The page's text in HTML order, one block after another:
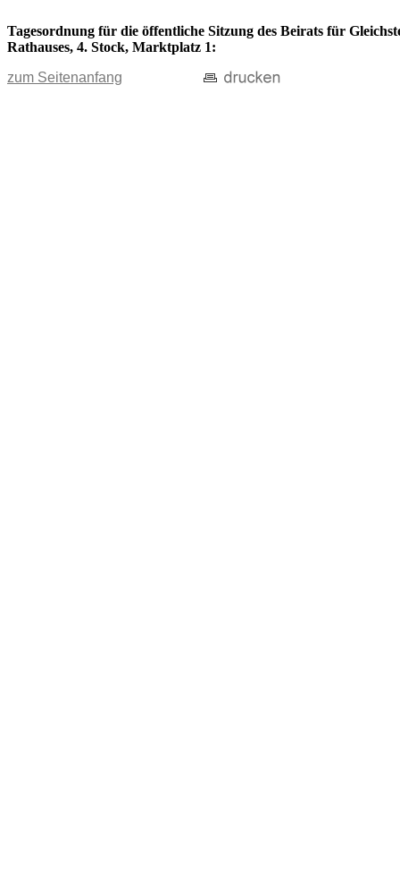
Tagesordnung für die öffentliche Sitzung des Beirats für
Rathauses, 4. Stock, Marktplatz 1:
zum Seitenanfang